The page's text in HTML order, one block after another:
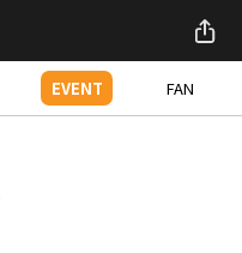
EVENT FAN